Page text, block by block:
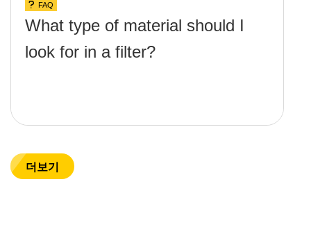
FAQ
What type of material should I
look for in a filter?
더보기